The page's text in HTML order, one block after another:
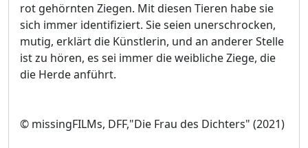
rot gehörnten Ziegen. Mit diesen Tieren habe sie
sich immer identifiziert. Sie seien unerschrocken,
mutig, erklärt die Künstlerin, und an anderer Stelle
ist zu hören, es sei immer die weibliche Ziege, die
die Herde anführt.
© missingFILMs, DFF,"Die Frau des Dichters" (2021)